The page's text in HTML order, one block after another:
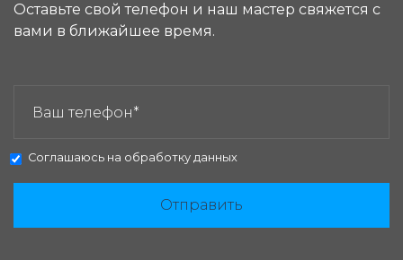
Оставьте свой телефон и наш мастер свяжется с
вами в ближайшее время.
Соглашаюсь на обработку данных
Отправить